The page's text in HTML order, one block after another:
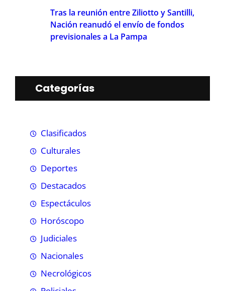
Tras la reunión entre Ziliotto y Santilli,
Nación reanudó el envío de fondos
previsionales a La Pampa
Categorías
Clasificados
Culturales
Deportes
Destacados
Espectáculos
Horóscopo
Judiciales
Nacionales
Necrológicos